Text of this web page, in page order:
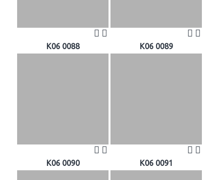
K06 0088 K06 0089
K06 0090 K06 0091